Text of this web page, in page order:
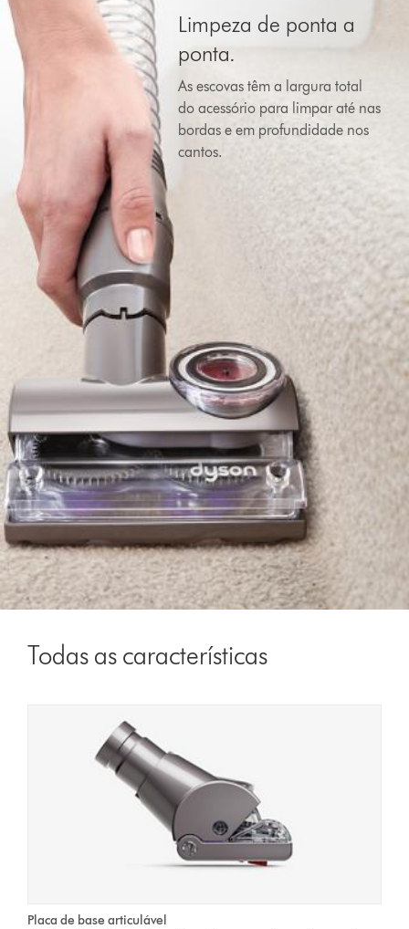
Limpeza de ponta a
ponta.
As escovas têm a largura total
do acessório para limpar até nas
bordas e em profundidade nos
cantos.
Todas as características
Placa de base articulável